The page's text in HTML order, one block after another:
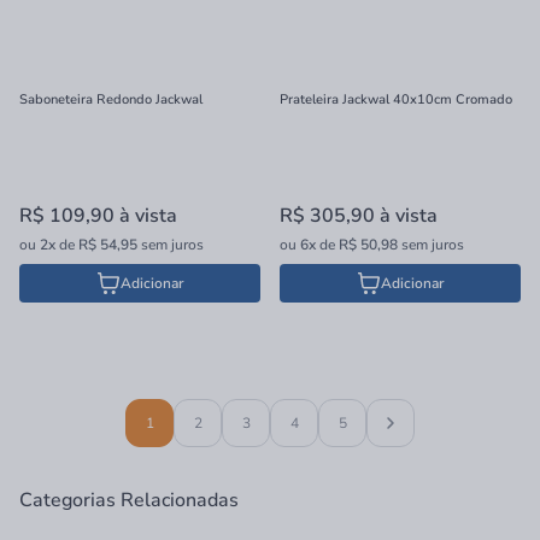
Saboneteira Redondo Jackwal
R$ 109,90 à vista
ou 2xde R$ 54,95sem juros
Adicionar
Prateleira Jackwal 40x10cm Cromado
R$ 305,90 à vista
ou 6xde R$ 50,98sem juros
Adicionar
1 2 3 4 5
Categorias Relacionadas